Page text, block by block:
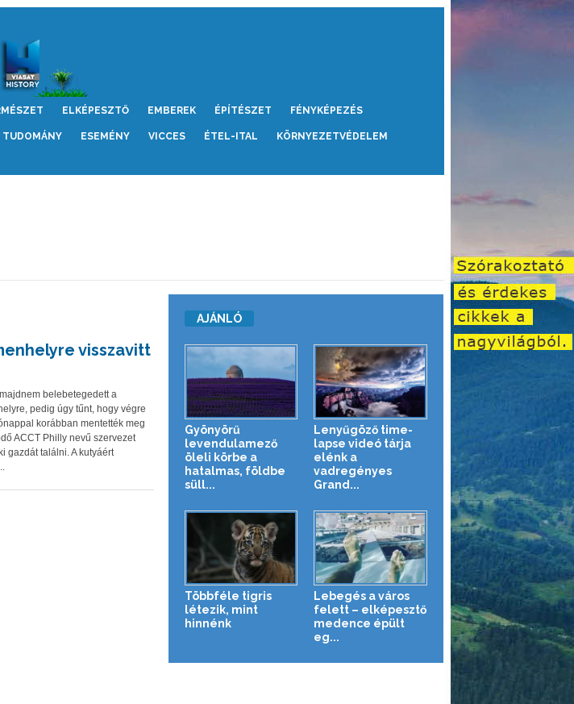
ELKÉPESZTŐ EMBEREK ÉPÍTÉSZET FÉNYKÉPEZÉS
TUDOMÁNY ESEMÉNY VICCES ÉTEL-ITAL KÖRNYEZETVÉDELEM
visszavitt
belebetegedett a
pedig úgy tűnt, hogy végre
korábban mentették meg
ACCT Philly nevű szervezet
gazdát találni. A kutyáért
AJÁNLÓ
Gyönyörű
levendulamező
öleli körbe a
hatalmas, földbe
süll...
Lenyűgöző time-
lapse videó tárja
elénk a
vadregényes
Grand...
Többféle tigris
létezik, mint
hinnénk
Lebegés a város
felett – elképesztő
medence épült
eg...